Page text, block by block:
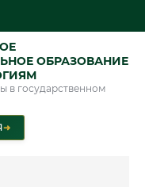
ОБРАЗОВАНИЕ
в государственном
➜